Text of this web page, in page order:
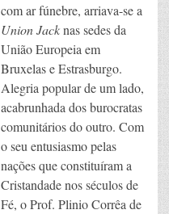
com ar fúnebre, arriava-se a
Union Jacknas sedes da
União Europeia em
Bruxelas e Estrasburgo.
Alegria popular de um lado,
acabrunhada dos burocratas
comunitários do outro. Com
o seu entusiasmo pelas
nações que constituíram a
Cristandade nos séculos de
Fé, o Prof. Plinio Corrêa de